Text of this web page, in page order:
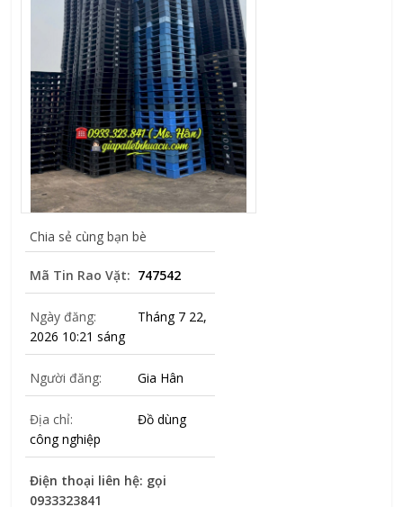
Chia sẻ cùng bạn bè
Mã Tin Rao Vặt: 747542
Ngày đăng:
Tháng 7 22,
2026 10:21 sáng
Người đăng: Gia Hân
Địa chỉ:
Đồ dùng
công nghiệp
Điện thoại liên hệ: gọi
0933323841